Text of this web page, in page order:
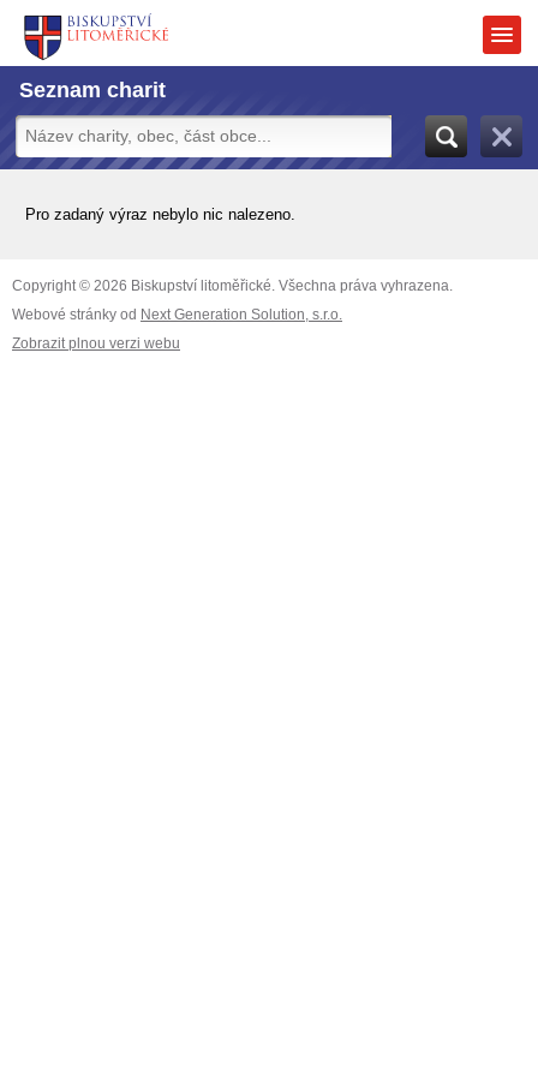
Seznam charit
Pro zadaný výraz nebylo nic nalezeno.
Copyright © 2026 Biskupství litoměřické. Všechna práva vyhrazena.
Webové stránky od Next Generation Solution, s.r.o.
Zobrazit plnou verzi webu